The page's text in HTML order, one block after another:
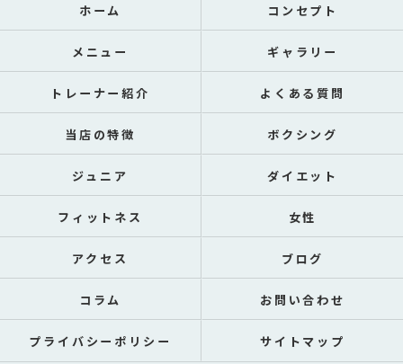
ホーム コンセプト
メニュー ギャラリー
トレーナー紹介 よくある質問
当店の特徴 ボクシング
ジュニア ダイエット
フィットネス 女性
アクセス ブログ
コラム お問い合わせ
プライバシーポリシー サイトマップ